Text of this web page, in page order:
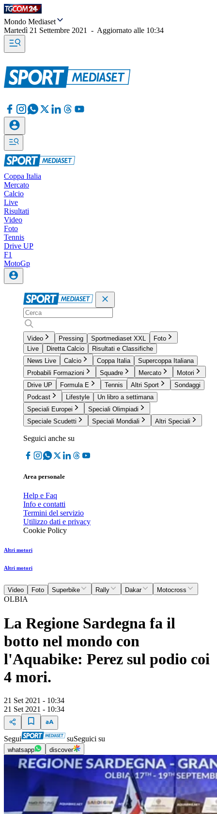
Mondo Mediaset
Martedì 21 Settembre 2021
- Aggiornato alle 10:34
Coppa Italia
Mercato
Calcio
Live
Risultati
Video
Foto
Tennis
Drive UP
F1
MotoGp
Video Pressing Sportmediaset XXL
Foto
Live
Diretta Calcio
Risultati e Classifiche
News Live
Calcio Coppa Italia
Supercoppa Italiana
Probabili Formazioni
Squadre Mercato
Motori
Drive UP
Formula E Tennis Altri Sport
Sondaggi
Podcast
Lifestyle
Un libro a settimana
Speciali Europei
Speciali Olimpiadi
Speciale Scudetti
Speciali Mondiali Altri Speciali
Seguici anche su
Area personale
Help e Faq
Info e contatti
Termini del servizio
Utilizzo dati e privacy
Cookie Policy
Altri motori
Altri motori
Video Foto Superbike Rally Dakar Motocross
OLBIA
La Regione Sardegna fa il
botto nel mondo con
l'Aquabike: Perez sul podio coi
4 mori.
21 Set 2021 - 10:34
21 Set 2021 - 10:34
Segui suSeguici su
whatsapp discover